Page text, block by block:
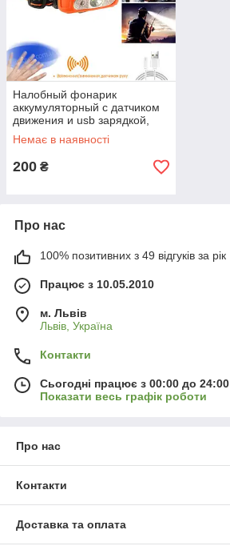
Налобный фонарик
аккумуляторный с датчиком
движения и usb зарядкой,
Фонарь на голову с
функцией motion sensor
Немає в наявності
200 ₴
Про нас
100% позитивних з 49 відгуків за рік
Працює з 10.05.2010
м. Львів
Львів, Україна
Контакти
Сьогодні працює з 00:00 до 24:00
Показати весь графік роботи
Про нас
Контакти
Доставка та оплата